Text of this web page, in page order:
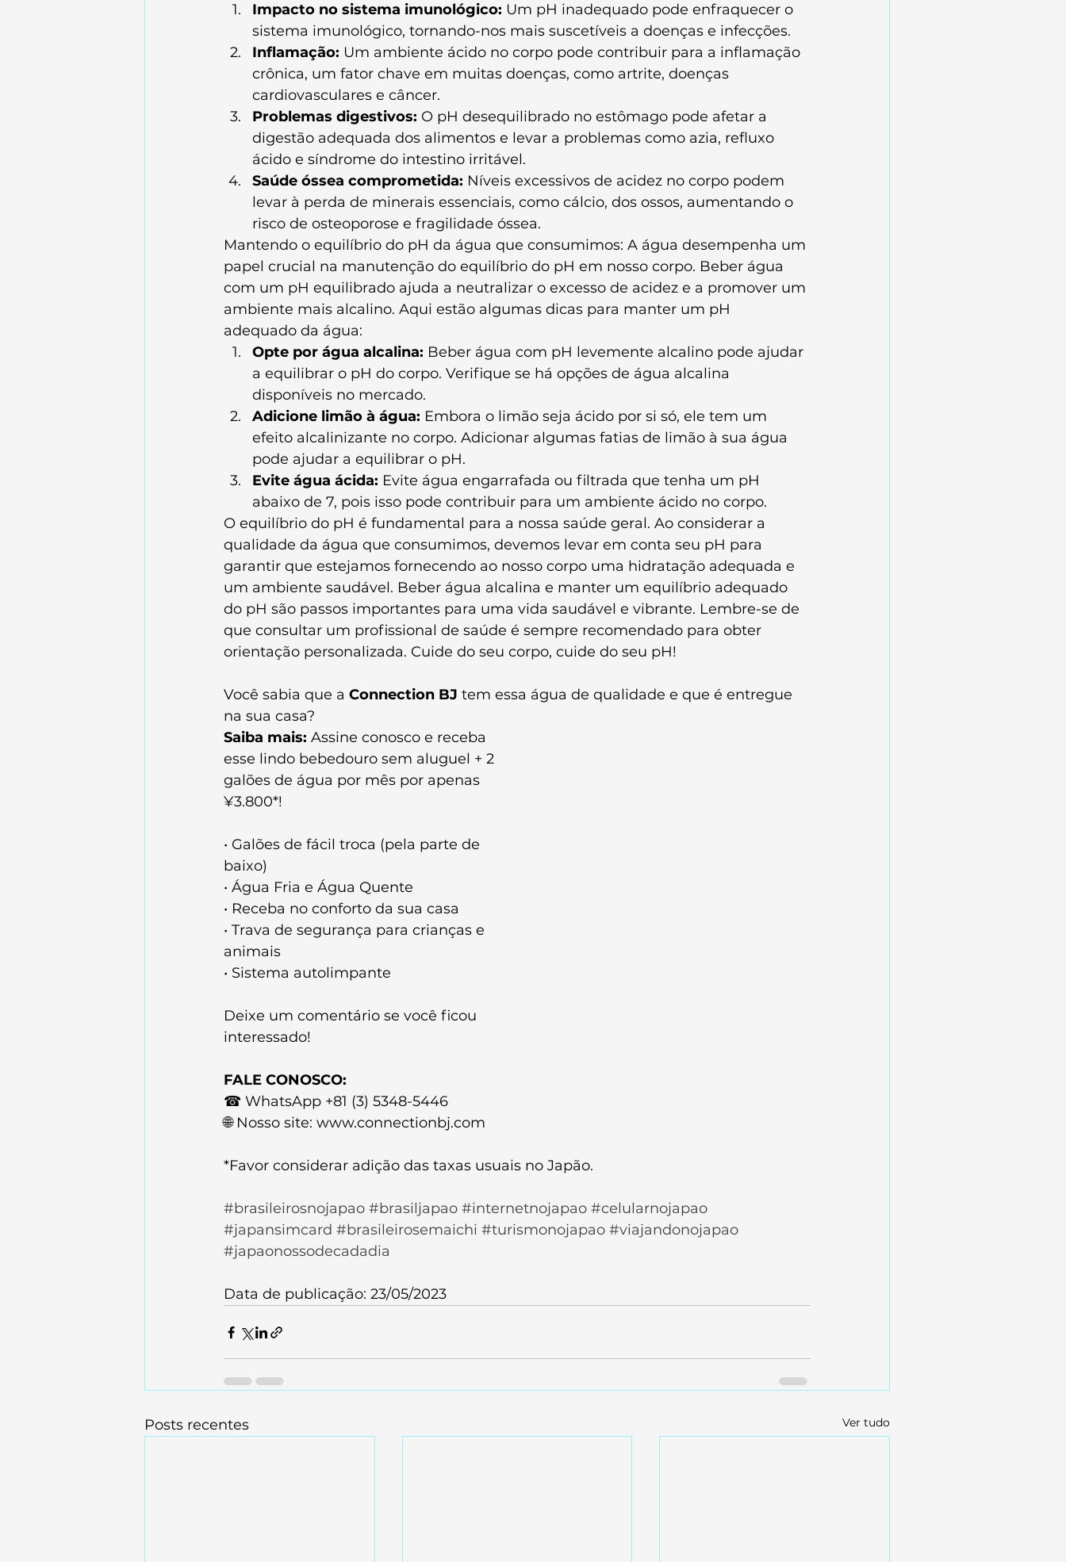
Impacto no sistema imunológico: Um pH inadequado pode enfraquecer o
sistema imunológico, tornando-nos mais suscetíveis a doenças e infecções.
Inflamação: Um ambiente ácido no corpo pode contribuir para a inflamação
crônica, um fator chave em muitas doenças, como artrite, doenças
cardiovasculares e câncer.
Problemas digestivos: O pH desequilibrado no estômago pode afetar a
digestão adequada dos alimentos e levar a problemas como azia, refluxo
ácido e síndrome do intestino irritável.
Saúde óssea comprometida: Níveis excessivos de acidez no corpo podem
levar à perda de minerais essenciais, como cálcio, dos ossos, aumentando o
risco de osteoporose e fragilidade óssea.
Mantendo o equilíbrio do pH da água que consumimos: A água desempenha um
papel crucial na manutenção do equilíbrio do pH em nosso corpo. Beber água
com um pH equilibrado ajuda a neutralizar o excesso de acidez e a promover um
ambiente mais alcalino. Aqui estão algumas dicas para manter um pH
adequado da água:
Opte por água alcalina: Beber água com pH levemente alcalino pode ajudar
a equilibrar o pH do corpo. Verifique se há opções de água alcalina
disponíveis no mercado.
Adicione limão à água: Embora o limão seja ácido por si só, ele tem um
efeito alcalinizante no corpo. Adicionar algumas fatias de limão à sua água
pode ajudar a equilibrar o pH.
Evite água ácida: Evite água engarrafada ou filtrada que tenha um pH
abaixo de 7, pois isso pode contribuir para um ambiente ácido no corpo.
O equilíbrio do pH é fundamental para a nossa saúde geral. Ao considerar a
qualidade da água que consumimos, devemos levar em conta seu pH para
garantir que estejamos fornecendo ao nosso corpo uma hidratação adequada e
um ambiente saudável. Beber água alcalina e manter um equilíbrio adequado
do pH são passos importantes para uma vida saudável e vibrante. Lembre-se de
que consultar um profissional de saúde é sempre recomendado para obter
orientação personalizada. Cuide do seu corpo, cuide do seu pH!
Você sabia que a Connection BJ tem essa água de qualidade e que é entregue
na sua casa?
Saiba mais: Assine conosco e receba
esse lindo bebedouro sem aluguel + 2
galões de água por mês por apenas
¥3.800*!
• Galões de fácil troca (pela parte de
baixo)
• Água Fria e Água Quente
• Receba no conforto da sua casa
• Trava de segurança para crianças e
animais
• Sistema autolimpante
Deixe um comentário se você ficou
interessado!
FALE CONOSCO:
☎ WhatsApp +81 (3) 5348-5446
🌐 Nosso site: www.connectionbj.com
*Favor considerar adição das taxas usuais no Japão.
#brasileirosnojapao #brasiljapao #internetnojapao #celularnojapao
#japansimcard #brasileirosemaichi #turismonojapao #viajandonojapao
#japaonossodecadadia
Data de publicação: 23/05/2023
Posts recentes Ver tudo